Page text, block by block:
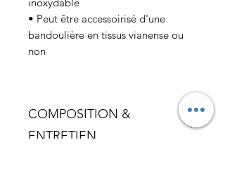
• Peut être accessoirisé d'une
bandoulière en tissus vianense ou
non
COMPOSITION &
ENTRETIEN